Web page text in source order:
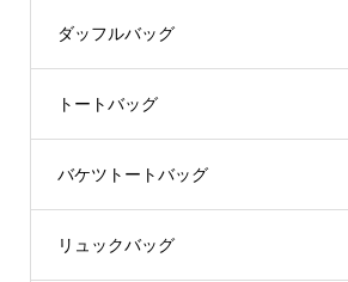
ダッフルバッグ
トートバッグ
バケツトートバッグ
リュックバッグ